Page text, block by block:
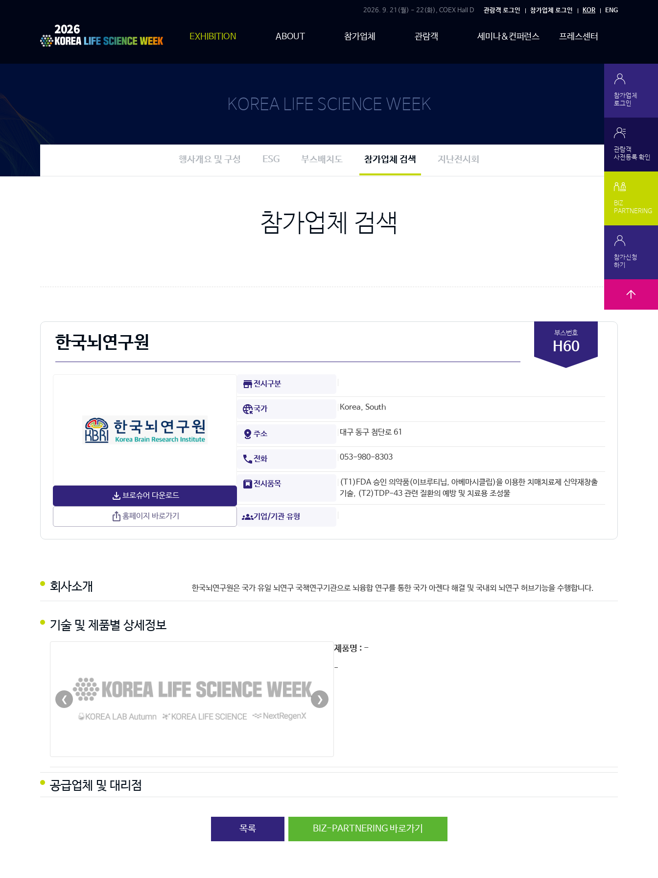
관람객 로그인 참가업체 로그인 KOR ENG
2026. 9. 21(월) - 22(화), COEX Hall D
EXHIBITION ABOUT 참가업체 관람객 세미나&컨퍼런스 프레스센터
KOREA LIFE SCIENCE WEEK
행사개요 및 구성 ESG 부스배치도 참가업체 검색 지난전시회
참가업체 검색
한국뇌연구원 부스번호
H60
브로슈어 다운로드
홈페이지 바로가기
전시구분
국가 Korea, South
주소 대구 동구 첨단로 61
전화 053-980-8303
전시품목
(T1)FDA 승인 의약품(이브루티닙, 아베마시클립)을 이용한 치매치료제 신약재창출
기술, (T2)TDP-43 관련 질환의 예방 및 치료용 조성물
기업/기관 유형
회사소개 한국뇌연구원은 국가 유일 뇌연구 국책연구기관으로 뇌융합 연구를 통한 국가 아젠다 해결 및 국내외 뇌연구 허브기능을 수행합니다.
기술 및 제품별 상세정보
제품명 : -
-
❮ ❯
공급업체 및 대리점
목록 BIZ-PARTNERING 바로가기
참가업체
로그인
관람객
사전등록 확인
BIZ
PARTNERING
참가신청
하기